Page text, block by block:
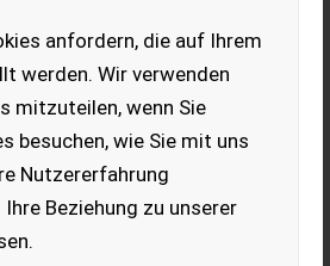
anfordern, die auf Ihrem
werden. Wir verwenden
mitzuteilen, wenn Sie
besuchen, wie Sie mit uns
Nutzererfahrung
Beziehung zu unserer
Piccolo Express
mit Motor 5,5kW, inkl. 2
auf Ihre Anfrage!